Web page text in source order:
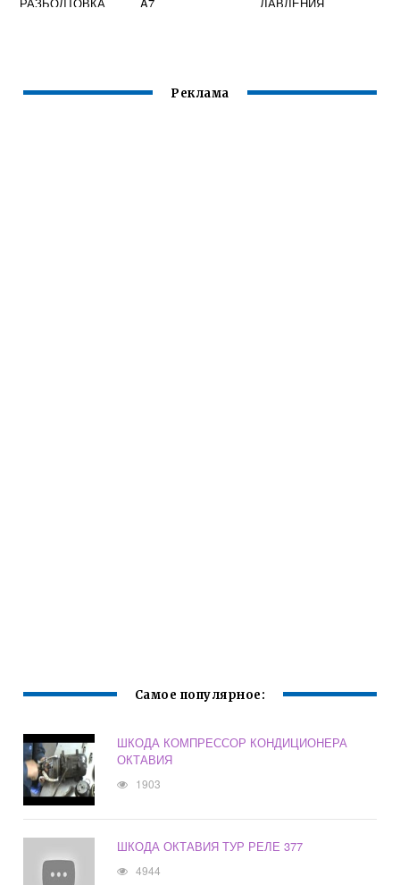
Реклама
Самое популярное:
ШКОДА КОМПРЕССОР КОНДИЦИОНЕРА
ОКТАВИЯ
1903
ШКОДА ОКТАВИЯ ТУР РЕЛЕ 377
4944